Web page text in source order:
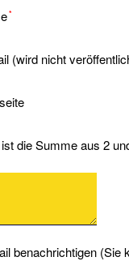
*
(wird nicht
die Summe aus 2
benachrichtigen (Sie